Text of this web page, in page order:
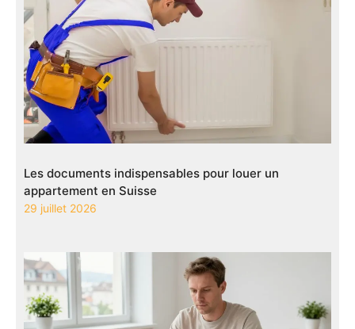
Les documents indispensables pour louer un
appartement en Suisse
29 juillet 2026